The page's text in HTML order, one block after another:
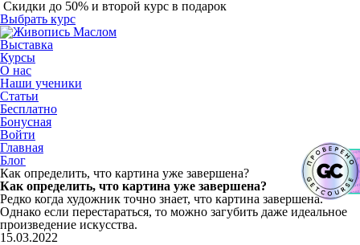
Скидки до 50% и второй курс в подарок
Выбрать курс
Выставка
Курсы
О нас
Наши ученики
Статьи
Бесплатно
Бонусная
Войти
Главная
Блог
Как определить, что картина уже завершена?
Как определить, что картина уже завершена?
Редко когда художник точно знает, что картина завершена.
Однако если перестараться, то можно загубить даже идеальное
произведение искусства.
15.03.2022